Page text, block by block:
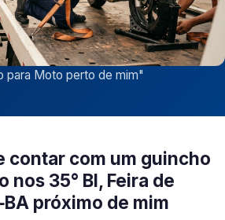
para Moto perto de mim"
contar com um guincho
nos 35° BI, Feira de
próximo de mim